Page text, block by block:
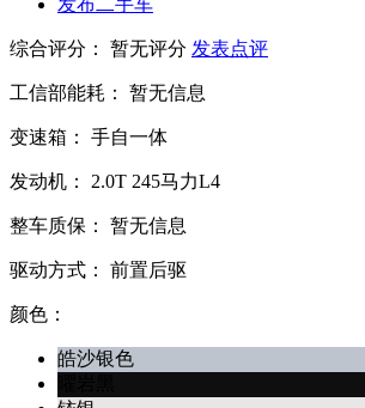
发布二手车
综合评分： 暂无评分 发表点评
工信部能耗： 暂无信息
变速箱： 手自一体
发动机： 2.0T 245马力L4
整车质保： 暂无信息
驱动方式： 前置后驱
颜色：
皓沙银色